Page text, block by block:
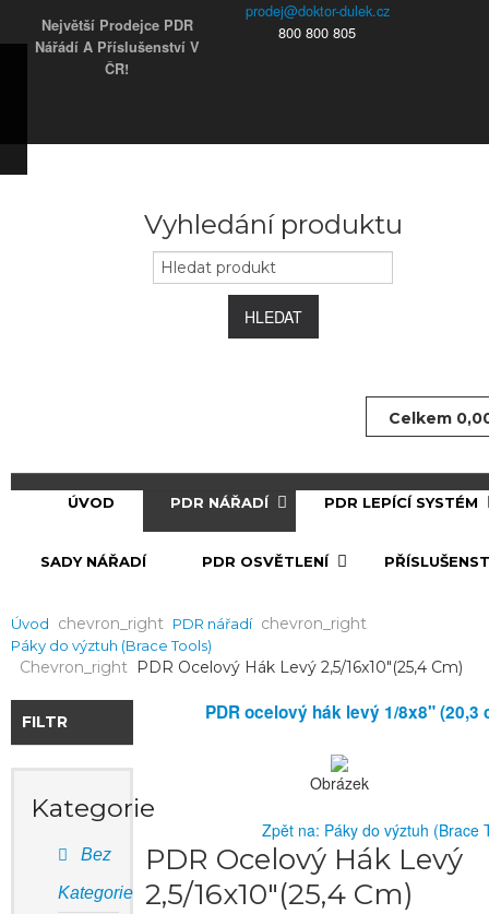
Největší Prodejce PDR
Nářádí A Příslušenství V
ČR!
800 800 805
Vyhledání produktu
HLEDAT
Celkem
ÚVOD PDR NÁŘADÍ PDR LEPÍCÍ SYSTÉM
SADY NÁŘADÍ PDR OSVĚTLENÍ
Úvod Chevron_right PDR nářadí Chevron_right
Páky do výztuh (Brace Tools)
Chevron_right PDR Ocelový Hák Levý 2,5/16x10"(25,4 Cm)
FILTR
Kategorie
Bez
Kategorie
PDR ocelový hák levý 1/8x8" (20,3
Obrázek
Zpět na: Páky do výztuh (Brace
PDR Ocelový Hák Levý
2,5/16x10"(25,4 Cm)